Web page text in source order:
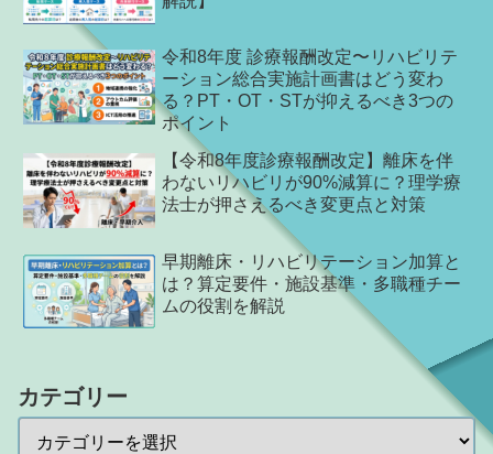
令和8年度 診療報酬改定〜リハビリテ
ーション総合実施計画書はどう変わ
る？PT・OT・STが抑えるべき3つの
ポイント
【令和8年度診療報酬改定】離床を伴
わないリハビリが90%減算に？理学療
法士が押さえるべき変更点と対策
早期離床・リハビリテーション加算と
は？算定要件・施設基準・多職種チー
ムの役割を解説
カテゴリー